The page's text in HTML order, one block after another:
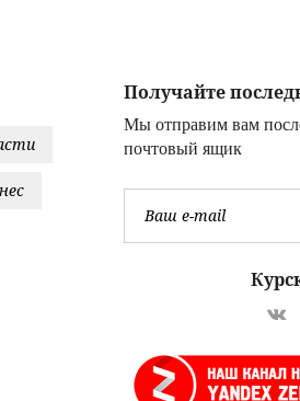
Получайте
Мы отправим вам
почтовый ящик